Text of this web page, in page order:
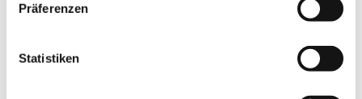
Präferenzen
Statistiken